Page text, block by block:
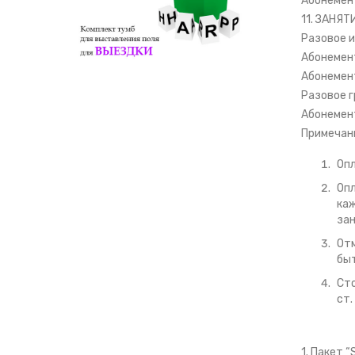
11.
Разовое
Разовое
ст.
1. Пакет